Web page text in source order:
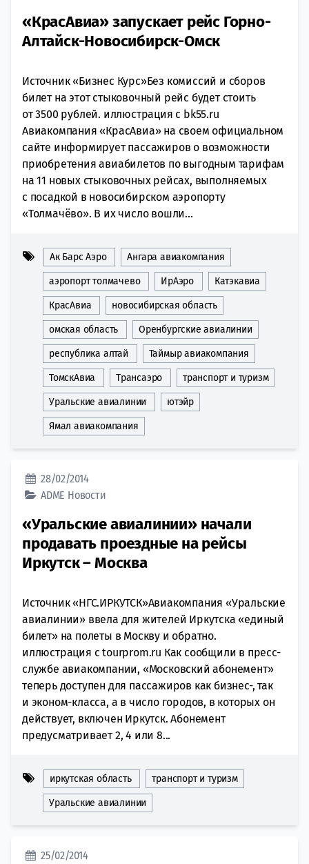
«КрасАвиа» запускает рейс Горно-
Алтайск-Новосибирск-Омск
Источник «Бизнес Курс»Без комиссий и сборов
билет на этот стыковочный рейс будет стоить
от 3500 рублей. иллюстрация с bk55.ru
Авиакомпания «КрасАвиа» на своем официальном
сайте информирует пассажиров о возможности
приобретения авиабилетов по выгодным тарифам
на 11 новых стыковочных рейсах, выполняемых
с посадкой в новосибирском аэропорту
«Толмачёво». В их число вошли...
Ак Барс Аэро Ангара авиакомпания
аэропорт толмачево ИрАэро Катэкавиа
КрасАвиа новосибирская область
омская область Оренбургские авиалинии
республика алтай Таймыр авиакомпания
ТомскАвиа Трансаэро транспорт и туризм
Уральские авиалинии ютэйр
Ямал авиакомпания
28/02/2014
ADME Новости
«Уральские авиалинии» начали
продавать проездные на рейсы
Иркутск – Москва
Источник «НГС.ИРКУТСК»Авиакомпания «Уральские
авиалинии» ввела для жителей Иркутска «единый
билет» на полеты в Москву и обратно.
иллюстрация с tourprom.ru Как сообщили в пресс-
службе авиакомпании, «Московский абонемент»
теперь доступен для пассажиров как бизнес-, так
и эконом-класса, а в число городов, в которых он
действует, включен Иркутск. Абонемент
предусматривает 2, 4 или 8...
иркутская область транспорт и туризм
Уральские авиалинии
25/02/2014